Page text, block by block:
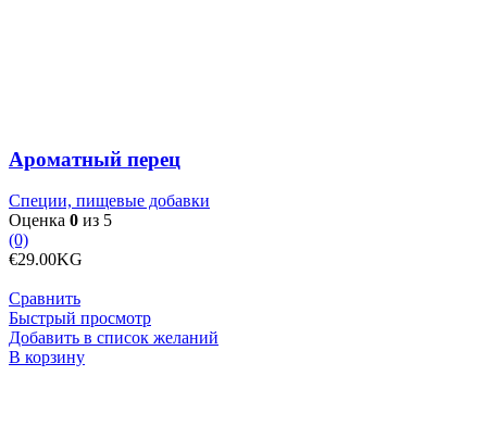
Ароматный перец
Специи, пищевые добавки
Оценка 0 из 5
(0)
€29.00KG
Сравнить
Быстрый просмотр
Добавить в список желаний
Количество
В корзину